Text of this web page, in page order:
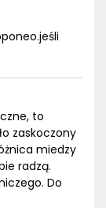
to
zaskoczony
miedzy
radzą.
Do